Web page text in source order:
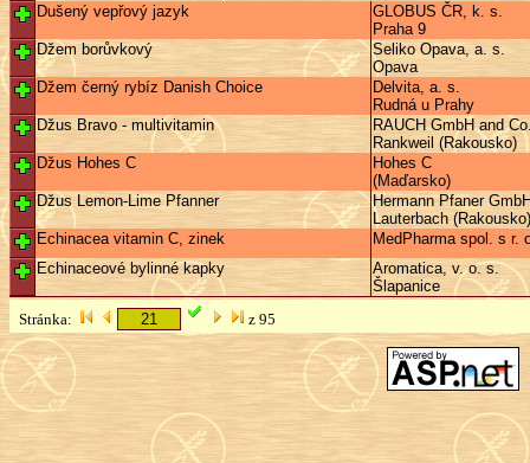
Dušený vepřový jazyk
GLOBUS ČR, k. s.
Praha 9
Džem borůvkový
Seliko Opava, a. s.
Opava
Džem černý rybíz Danish Choice
Delvita, a. s.
Rudná u Prahy
Džus Bravo - multivitamin
RAUCH GmbH and
Rankweil (Rakousko)
Džus Hohes C
Hohes C
(Maďarsko)
Džus Lemon-Lime Pfanner
Hermann Pfaner
Lauterbach (Rakousko)
Echinacea vitamin C, zinek
MedPharma spol. s r.
Echinaceové bylinné kapky
Aromatica, v. o. s.
Šlapanice
Stránka:
z 95